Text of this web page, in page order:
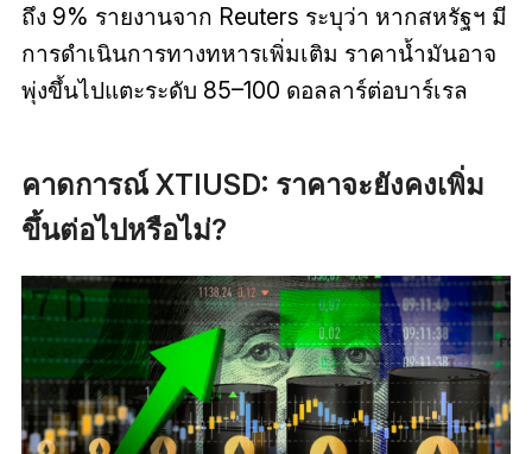
ถึง 9% รายงานจาก Reuters ระบุว่า หากสหรัฐฯ มี
การดำเนินการทางทหารเพิ่มเติม ราคาน้ำมันอาจ
พุ่งขึ้นไปแตะระดับ 85–100 ดอลลาร์ต่อบาร์เรล
คาดการณ์ XTIUSD: ราคาจะยังคงเพิ่ม
ขึ้นต่อไปหรือไม่?